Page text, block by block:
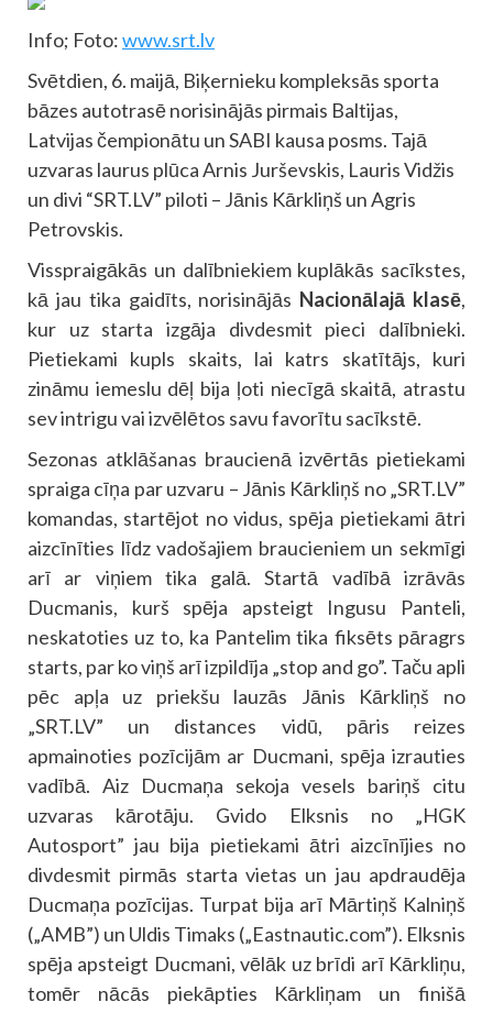
Info; Foto:www.srt.lv
Svētdien, 6. maijā, Biķernieku kompleksās sporta
bāzes autotrasē norisinājās pirmais Baltijas,
Latvijas čempionātu un SABI kausa posms. Tajā
uzvaras laurus plūca Arnis Jurševskis, Lauris Vidžis
un divi “SRT.LV” piloti – Jānis Kārkliņš un Agris
Petrovskis.
Visspraigākās un dalībniekiem kuplākās sacīkstes,
kā jau tika gaidīts, norisinājās Nacionālajā klasē,
kur uz starta izgāja divdesmit pieci dalībnieki.
Pietiekami kupls skaits, lai katrs skatītājs, kuri
zināmu iemeslu dēļ bija ļoti niecīgā skaitā, atrastu
sev intrigu vai izvēlētos savu favorītu sacīkstē.
Sezonas atklāšanas braucienā izvērtās pietiekami
spraiga cīņa par uzvaru – Jānis Kārkliņš no „SRT.LV”
komandas, startējot no vidus, spēja pietiekami ātri
aizcīnīties līdz vadošajiem braucieniem un sekmīgi
arī ar viņiem tika galā. Startā vadībā izrāvās
Ducmanis, kurš spēja apsteigt Ingusu Panteli,
neskatoties uz to, ka Pantelim tika fiksēts pāragrs
starts, par ko viņš arī izpildīja „stop and go”. Taču apli
pēc apļa uz priekšu lauzās Jānis Kārkliņš no
„SRT.LV” un distances vidū, pāris reizes
apmainoties pozīcijām ar Ducmani, spēja izrauties
vadībā. Aiz Ducmaņa sekoja vesels bariņš citu
uzvaras kārotāju. Gvido Elksnis no „HGK
Autosport” jau bija pietiekami ātri aizcīnījies no
divdesmit pirmās starta vietas un jau apdraudēja
Ducmaņa pozīcijas. Turpat bija arī Mārtiņš Kalniņš
(„AMB”) un Uldis Timaks („Eastnautic.com”). Elksnis
spēja apsteigt Ducmani, vēlāk uz brīdi arī Kārkliņu,
tomēr nācās piekāpties Kārkliņam un finišā